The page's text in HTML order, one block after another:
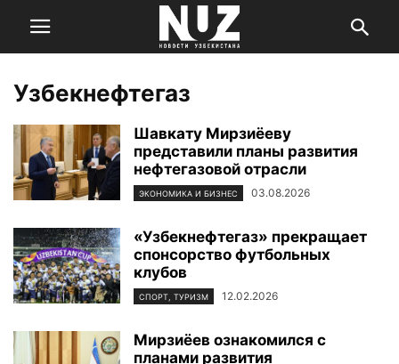
Узбекнефтегаз
Шавкату Мирзиёеву
представили планы развития
нефтегазовой отрасли
ЭКОНОМИКА И БИЗНЕС 03.08.2026
«Узбекнефтегаз» прекращает
спонсорство футбольных
клубов
СПОРТ, ТУРИЗМ 12.02.2026
Мирзиёев ознакомился с
планами развития